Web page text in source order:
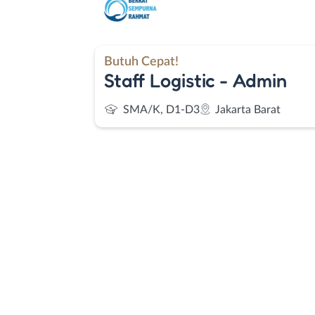
Butuh Cepat!
Staff Logistic - Admin
SMA/K, D1-D3 Jakarta Barat